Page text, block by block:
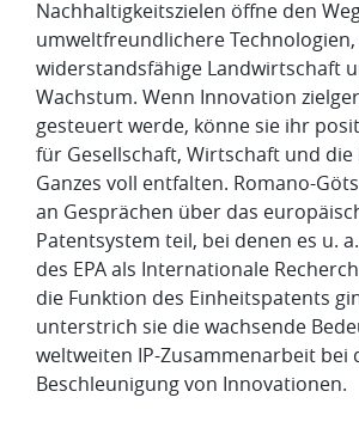
Nachhaltigkeitszielen öffne den
umweltfreundlichere
widerstandsfähige Landwirtschaft
Wachstum. Wenn Innovation
gesteuert werde, könne sie ihr
für Gesellschaft, Wirtschaft und die
Ganzes voll entfalten. Romano-
an Gesprächen über das
Patentsystem teil, bei denen es u.
des EPA als Internationale
die Funktion des Einheitspatents
unterstrich sie die wachsende
weltweiten IP-Zusammenarbeit bei
Beschleunigung von Innovationen.